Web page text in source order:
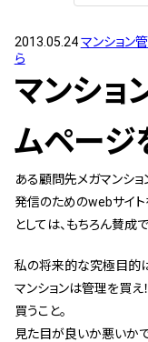
2013.05.24マンション
ら
マンショ
ムページ
ある顧問先メガマンシ
発信のためのwebサイト
としては、もちろん賛成で
私の将来的な究極目的
マンションは管理を買え
買うこと。
見た目が良いか悪いか
サービス一覧
管理組合運営
メルの理事会
新人管理士
管理契約見直
管理費カイゼ
建物・設備維
大規模修繕の